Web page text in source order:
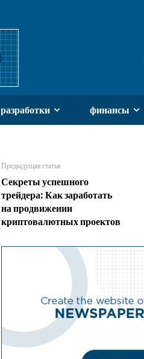
разработки финансы
Предыдущая статья
Секреты успешного
трейдера: Как заработать
на продвижении
криптовалютных проектов